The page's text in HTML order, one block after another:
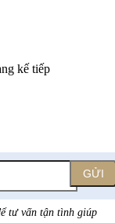
kế tiếp
GỬI
tư vấn tận tình giúp